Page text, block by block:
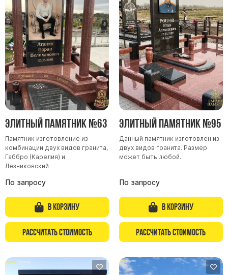
Элитный памятник №63
Памятник изготовление из
комбинации двух видов гранита,
Габбро (Карелия) и
Лезниковский
По запросу
В корзину
Рассчитать стоимость
Элитный памятник №95
Данный памятник изготовлен из
двух видов гранита. Размер
может быть любой.
По запросу
В корзину
Рассчитать стоимость